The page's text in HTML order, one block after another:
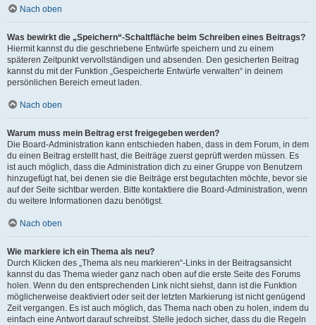
Nach oben
Was bewirkt die „Speichern“-Schaltfläche beim Schreiben eines Beitrags?
Hiermit kannst du die geschriebene Entwürfe speichern und zu einem
späteren Zeitpunkt vervollständigen und absenden. Den gesicherten Beitrag
kannst du mit der Funktion „Gespeicherte Entwürfe verwalten“ in deinem
persönlichen Bereich erneut laden.
Nach oben
Warum muss mein Beitrag erst freigegeben werden?
Die Board-Administration kann entschieden haben, dass in dem Forum, in dem
du einen Beitrag erstellt hast, die Beiträge zuerst geprüft werden müssen. Es
ist auch möglich, dass die Administration dich zu einer Gruppe von Benutzern
hinzugefügt hat, bei denen sie die Beiträge erst begutachten möchte, bevor sie
auf der Seite sichtbar werden. Bitte kontaktiere die Board-Administration, wenn
du weitere Informationen dazu benötigst.
Nach oben
Wie markiere ich ein Thema als neu?
Durch Klicken des „Thema als neu markieren“-Links in der Beitragsansicht
kannst du das Thema wieder ganz nach oben auf die erste Seite des Forums
holen. Wenn du den entsprechenden Link nicht siehst, dann ist die Funktion
möglicherweise deaktiviert oder seit der letzten Markierung ist nicht genügend
Zeit vergangen. Es ist auch möglich, das Thema nach oben zu holen, indem du
einfach eine Antwort darauf schreibst. Stelle jedoch sicher, dass du die Regeln